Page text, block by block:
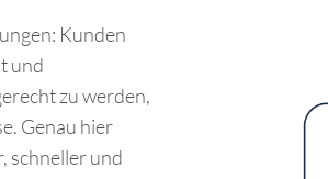
Kunden
und
zu werden,
Genau hier
schneller und